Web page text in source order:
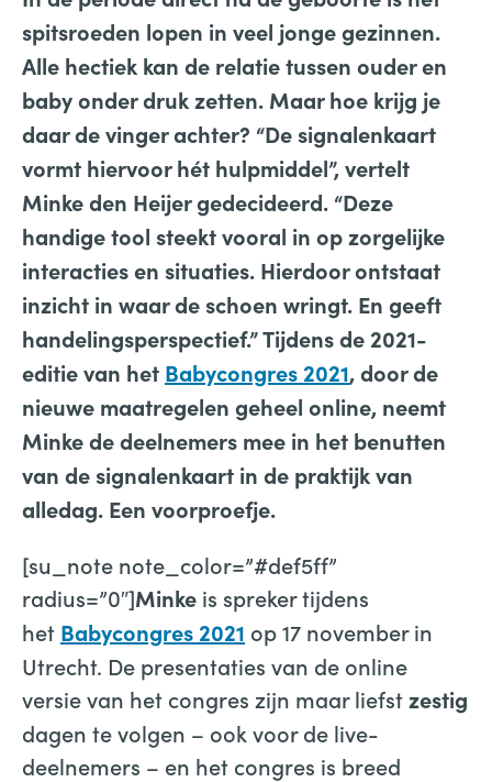
spitsroeden lopen in veel jonge gezinnen.
Alle hectiek kan de relatie tussen ouder en
baby onder druk zetten. Maar hoe krijg je
daar de vinger achter? “De signalenkaart
vormt hiervoor hét hulpmiddel”, vertelt
Minke den Heijer gedecideerd. “Deze
handige tool steekt vooral in op zorgelijke
interacties en situaties. Hierdoor ontstaat
inzicht in waar de schoen wringt. En geeft
handelingsperspectief.” Tijdens de 2021-
editie van het Babycongres 2021, door de
nieuwe maatregelen geheel online, neemt
Minke de deelnemers mee in het benutten
van de signalenkaart in de praktijk van
alledag. Een voorproefje.
[su_note note_color=”#def5ff”
radius=”0″]Minke is spreker tijdens
het Babycongres 2021 op 17 november in
Utrecht. De presentaties van de online
versie van het congres zijn maar liefstzestig
dagen te volgen – ook voor de live-
deelnemers – en het congres is breed